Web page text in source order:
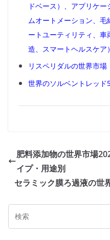
ドベース）、アプリケ
ムオートメーション、
ートユーティリティ、
造、スマートヘルスケ
リスペリダルの世界市場
世界のソルベントレッド
肥料添加物の世界市場
イプ・用途別
セラミック膜ろ過液の世